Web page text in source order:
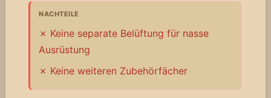
NACHTEILE
Keine separate Belüftung für nasse
Ausrüstung
Keine weiteren Zubehörfächer